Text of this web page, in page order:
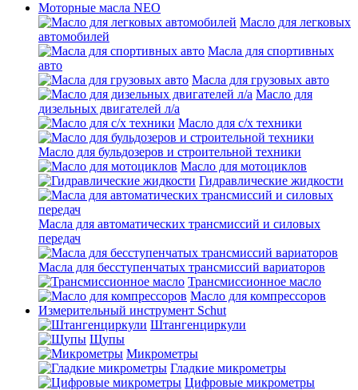
Моторные масла NEO
Масло для легковых
автомобилей
Масла для спортивных
авто
Масла для грузовых авто
Масло для
дизельных двигателей л/а
Масло для с/х техники
Масло для бульдозеров и строительной техники
Масло для мотоциклов
Гидравлические жидкости
Масла для автоматических трансмиссий и силовых
передач
Масла для бесступенчатых трансмиссий вариаторов
Трансмиссионное масло
Масло для компрессоров
Измерительный инструмент Schut
Штангенциркули
Щупы
Микрометры
Гладкие микрометры
Цифровые микрометры